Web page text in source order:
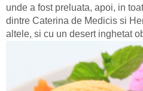
unde a fost preluata, apoi, in
dintre Caterina de Medicis si
altele, si cu un desert inghetat